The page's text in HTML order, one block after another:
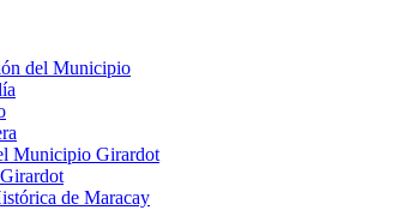
del Municipio
Municipio Girardot
de Maracay